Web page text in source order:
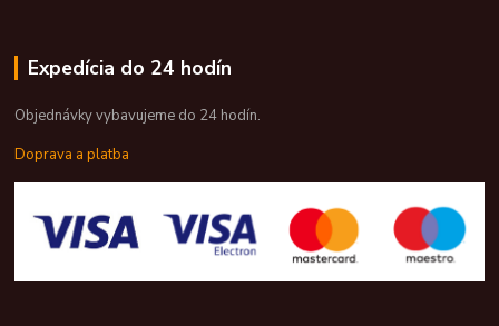
Expedícia do 24 hodín
Objednávky vybavujeme do 24 hodín.
Doprava a platba